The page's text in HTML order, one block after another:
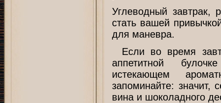
Углеводный
стать вашей
для маневра.
Если во время
аппетитной
истекающем
запоминайте: значит,
вина и шоколадного